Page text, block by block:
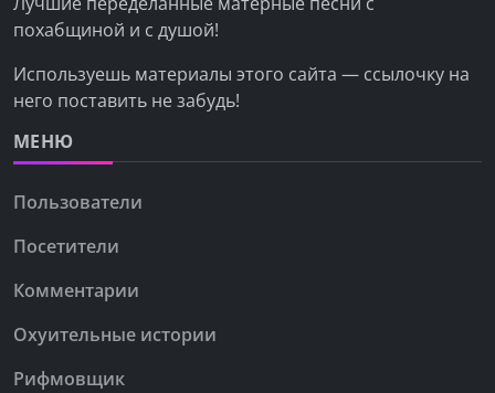
похабщиной и с душой!
Используешь материалы этого сайта — ссылочку на
него поставить не забудь!
МЕНЮ
Пользователи
Посетители
Комментарии
Охуительные истории
Рифмовщик